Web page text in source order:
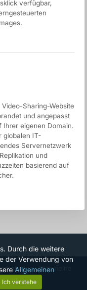
verfügbar,
Sharing-Website
und angepasst
eigenen Domain.
globalen IT-
Servernetzwerk
und
basierend auf
Durch die weitere
der Verwendung von
Allgemeinen
Ich verstehe
Allgemeine